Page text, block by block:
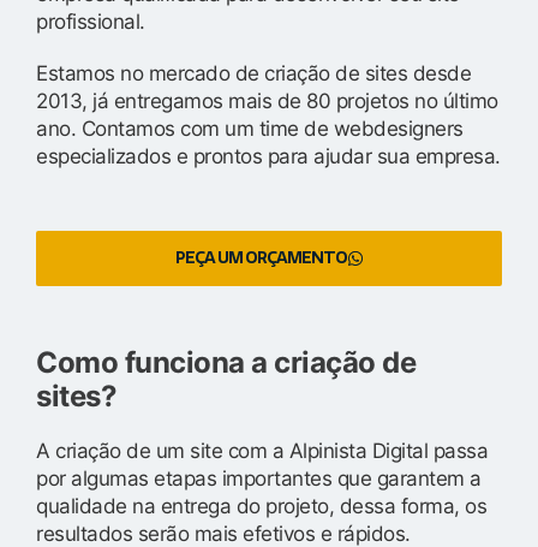
profissional.
Estamos no mercado de criação de sites desde
2013, já entregamos mais de 80 projetos no último
ano. Contamos com um time de webdesigners
especializados e prontos para ajudar sua empresa.
PEÇA UM ORÇAMENTO
Como funciona a criação de
sites?
A criação de um site com a Alpinista Digital passa
por algumas etapas importantes que garantem a
qualidade na entrega do projeto, dessa forma, os
resultados serão mais efetivos e rápidos.